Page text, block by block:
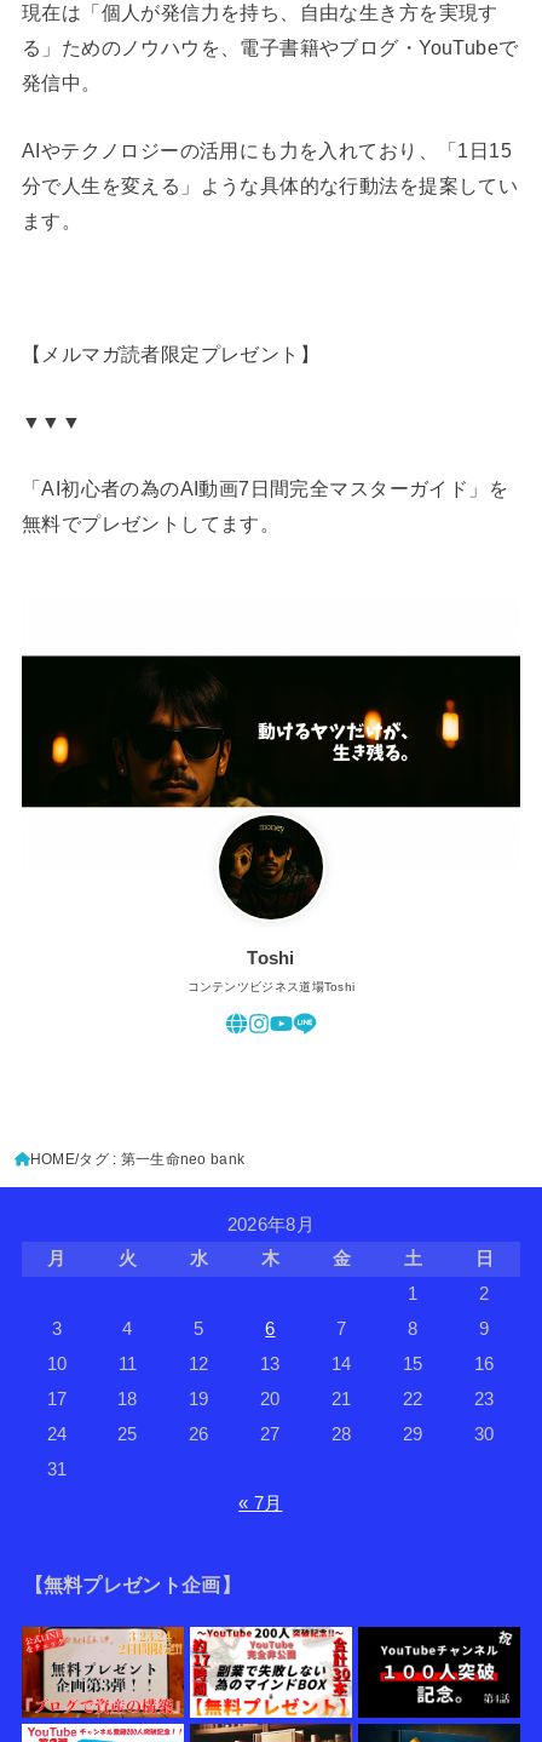
現在は「個人が発信力を持ち、自由な生き方を実現す
る」ためのノウハウを、電子書籍やブログ・YouTubeで
発信中。
AIやテクノロジーの活用にも力を入れており、「1日15
分で人生を変える」ような具体的な行動法を提案してい
ます。
【メルマガ読者限定プレゼント】
▼▼▼
「AI初心者の為のAI動画7日間完全マスターガイド」を
無料でプレゼントしてます。
Toshi
コンテンツビジネス道場Toshi
HOME タグ : 第一生命neo bank
2026年8月
月
火 水 木 金 土
日
1
2
3
4 5 6 7 8
9
10
11 12 13 14 15
16
17
18 19 20 21 22
23
24
25 26 27 28 29
30
31
« 7月
【無料プレゼント企画】